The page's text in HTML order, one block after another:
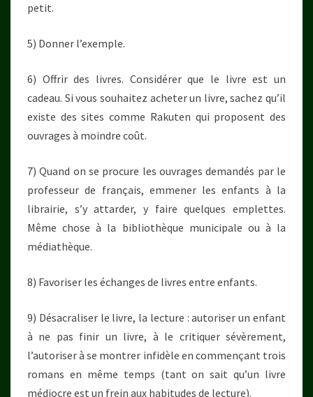
petit.
5) Donner l’exemple.
6) Offrir des livres. Considérer que le livre est un
cadeau. Si vous souhaitez acheter un livre, sachez qu’il
existe des sites comme Rakuten qui proposent des
ouvrages à moindre coût.
7) Quand on se procure les ouvrages demandés par le
professeur de français, emmener les enfants à la
librairie, s’y attarder, y faire quelques emplettes.
Même chose à la bibliothèque municipale ou à la
médiathèque.
8) Favoriser les échanges de livres entre enfants.
9) Désacraliser le livre, la lecture : autoriser un enfant
à ne pas finir un livre, à le critiquer sévèrement,
l’autoriser à se montrer infidèle en commençant trois
romans en même temps (tant on sait qu’un livre
médiocre est un frein aux habitudes de lecture).